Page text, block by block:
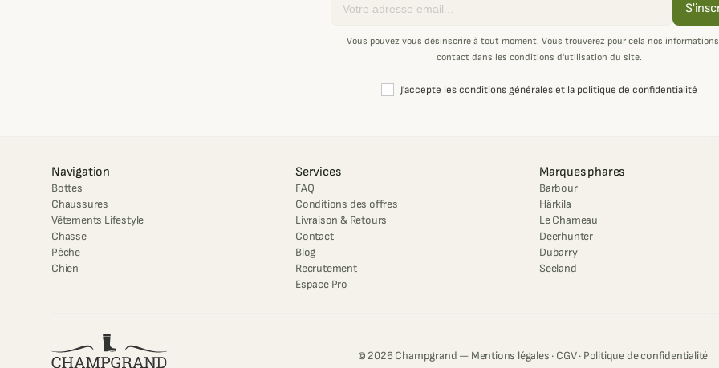
Vous pouvez vous désinscrire à tout moment. Vous trouverez pour cela nos
contact dans les conditions d'utilisation du site.
J'accepte les conditions générales et la politique de confidentialité
Navigation
Bottes
Chaussures
Vêtements Lifestyle
Chasse
Pêche
Chien
Services
FAQ
Conditions des offres
Livraison & Retours
Contact
Blog
Recrutement
Espace Pro
Marques phares
Barbour
Härkila
Le Chameau
Deerhunter
Dubarry
Seeland
© 2026 Champgrand — Mentions légales · CGV· Politique de confidentialité